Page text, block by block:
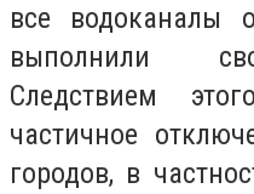
все водоканалы
выполнили
Следствием
частичное
городов, в